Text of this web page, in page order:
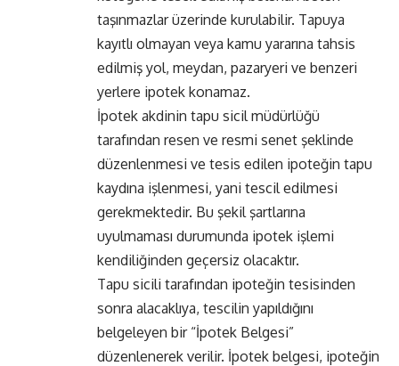
taşınmazlar üzerinde kurulabilir. Tapuya
kayıtlı olmayan veya kamu yararına tahsis
edilmiş yol, meydan, pazaryeri ve benzeri
yerlere ipotek konamaz.
İpotek akdinin tapu sicil müdürlüğü
tarafından resen ve resmi senet şeklinde
düzenlenmesi ve tesis edilen ipoteğin tapu
kaydına işlenmesi, yani tescil edilmesi
gerekmektedir. Bu şekil şartlarına
uyulmaması durumunda ipotek işlemi
kendiliğinden geçersiz olacaktır.
Tapu sicili tarafından ipoteğin tesisinden
sonra alacaklıya, tescilin yapıldığını
belgeleyen bir “İpotek Belgesi”
düzenlenerek verilir. İpotek belgesi, ipoteğin